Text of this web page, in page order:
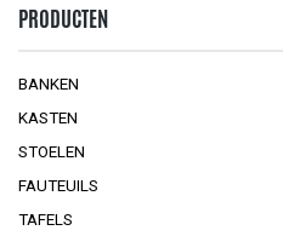
PRODUCTEN
BANKEN
KASTEN
STOELEN
FAUTEUILS
TAFELS